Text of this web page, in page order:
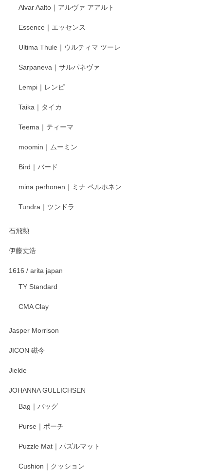
Alvar Aalto｜アルヴァ アアルト
Essence｜エッセンス
Ultima Thule｜ウルティマ ツーレ
Sarpaneva｜サルパネヴァ
Lempi｜レンピ
Taika｜タイカ
Teema｜ティーマ
moomin｜ムーミン
Bird｜バード
mina perhonen｜ミナ ペルホネン
Tundra｜ツンドラ
石飛勲
伊藤丈浩
1616 / arita japan
TY Standard
CMA Clay
Jasper Morrison
JICON 磁今
Jielde
JOHANNA GULLICHSEN
Bag｜バッグ
Purse｜ポーチ
Puzzle Mat｜パズルマット
Cushion｜クッション